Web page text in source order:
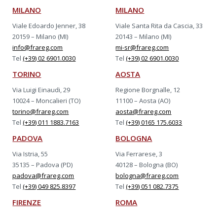
MILANO
Viale Edoardo Jenner, 38
20159 – Milano (MI)
info@frareg.com
Tel(+39) 02 6901.0030
MILANO
Viale Santa Rita da Cascia, 33
20143 – Milano (MI)
mi-sr@frareg.com
Tel(+39) 02 6901.0030
TORINO
Via Luigi Einaudi, 29
10024 – Moncalieri (TO)
torino@frareg.com
Tel(+39) 011 1883.7163
AOSTA
Regione Borgnalle, 12
11100 – Aosta (AO)
aosta@frareg.com
Tel(+39) 0165 175.6033
PADOVA
Via Istria, 55
35135 – Padova (PD)
padova@frareg.com
Tel(+39) 049 825.8397
BOLOGNA
Via Ferrarese, 3
40128 – Bologna (BO)
bologna@frareg.com
Tel(+39) 051 082.7375
FIRENZE ROMA